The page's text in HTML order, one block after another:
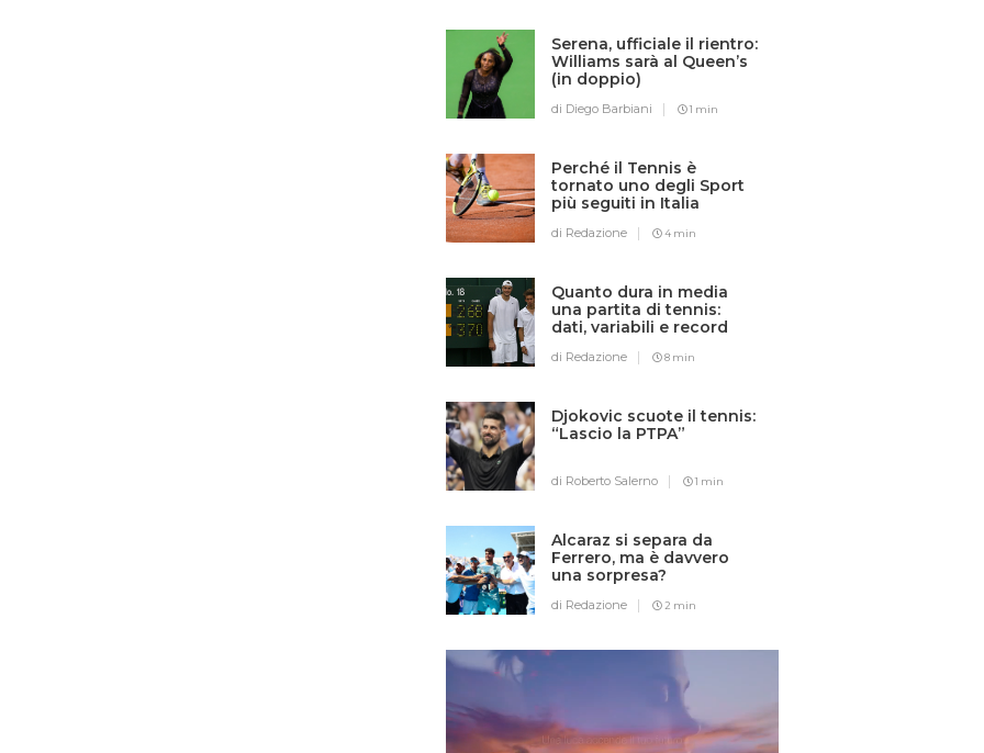
Serena, ufficiale il rientro:
Williams sarà al Queen’s
(in doppio)
di Diego Barbiani 1 min
Perché il Tennis è
tornato uno degli Sport
più seguiti in Italia
di Redazione 4 min
Quanto dura in media
una partita di tennis:
dati, variabili e record
di Redazione 8 min
Djokovic scuote il tennis:
“Lascio la PTPA”
di Roberto Salerno 1 min
Alcaraz si separa da
Ferrero, ma è davvero
una sorpresa?
di Redazione 2 min